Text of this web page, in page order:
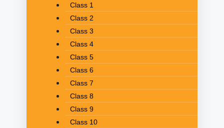
Class 1
Class 2
Class 3
Class 4
Class 5
Class 6
Class 7
Class 8
Class 9
Class 10